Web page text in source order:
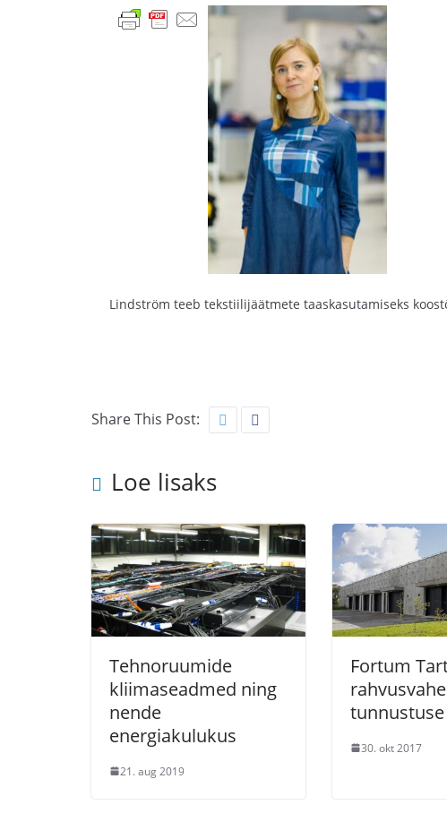
Lindström teeb tekstiilijäätmete taaskasutamiseks
Share This Post:
Loe lisaks
Tehnoruumide
kliimaseadmed ning
nende
energiakulukus
21. aug 2019
Fortum
tunnustuse
30. okt 2017